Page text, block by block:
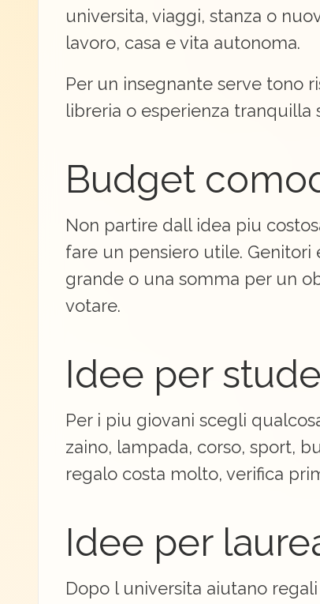
universita, viaggi, stanza o
lavoro, casa e vita autonoma.
Per un insegnante serve tono
libreria o esperienza
Budget
Non partire dall idea piu
fare un pensiero utile.
grande o una somma per un
votare.
Idee per
Per i piu giovani scegli
zaino, lampada, corso, sport,
regalo costa molto, verifica
Idee per
Dopo l universita aiutano